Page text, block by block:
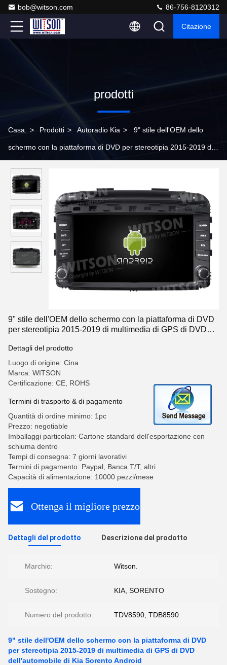
bob@witson.com 86-756-8120312
Citazione
prodotti
Casa. > Prodotti > Autoradio Kia > 9" stile dell'OEM dello
schermo con la piattaforma di DVD per stereotipia 2015-2019 di
9" stile dell'OEM dello schermo con la piattaforma di DVD
per stereotipia 2015-2019 di multimedia di GPS di DVD
Dettagli del prodotto
Luogo di origine: Cina
Marca: WITSON
Certificazione: CE, ROHS
Termini di trasporto & di pagamento
Quantità di ordine minimo: 1pc
Prezzo: negotiable
Imballaggi particolari: Cartone standard dell'esportazione con
schiuma dentro
Tempi di consegna: 7 giorni lavorativi
Termini di pagamento: Paypal, Banca T/T, altri
Capacità di alimentazione: 10000 pezzi/mese
Ottenga il migliore prezzo
Dettagli del prodotto Descrizione del prodotto
Marchio: Witson.
Sostegno: KIA, SORENTO
Numero del prodotto: TDV8590, TDB8590
9" stile dell'OEM dello schermo con la piattaforma di DVD
per stereotipia 2015-2019 di multimedia di GPS di DVD
dell'automobile di Kia Sorento Android